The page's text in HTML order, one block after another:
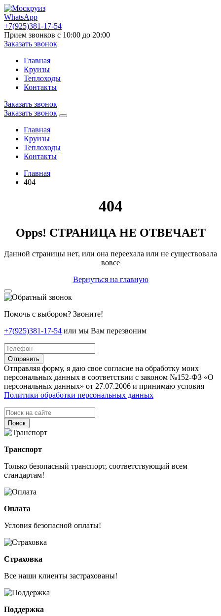
WhatsApp
+7(925)381-17-54
Прием звонков с 10:00 до 20:00
Заказать звонок
Главная
Круизы
Теплоходы
Контакты
Заказать звонок
Заказать звонок
Главная
Круизы
Теплоходы
Контакты
Главная
404
404
Opps! СТРАНИЦА НЕ ОТВЕЧАЕТ
Данной страницы нет, или она переехала или не существовала
вовсе
Вернуться на главную
Помочь с выбором? Звоните!
+7(925)381-17-54 или мы Вам перезвоним
Отправить
Отправляя форму, я даю свое согласие на обработку моих
персональных данных в соответствии с законом №152-ФЗ «О
персональных данных» от 27.07.2006 и принимаю условия
Политики обработки персональных данных
Поиск
Транспорт
Только безопасный транспорт, соответствующий всем
стандартам!
Оплата
Условия безопасной оплаты!
Страховка
Все наши клиенты застрахованы!
Поддержка